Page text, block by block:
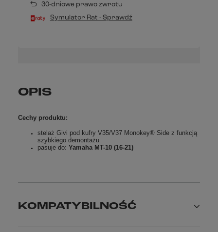
30-dniowe prawo zwrotu
Symulator Rat - Sprawdź
OPIS
Cechy produktu:
stelaż Givi pod kufry V35/V37 Monokey® Side z funkcją
szybkiego demontażu
pasuje do: Yamaha MT-10 (16-21)
KOMPATYBILNOŚĆ